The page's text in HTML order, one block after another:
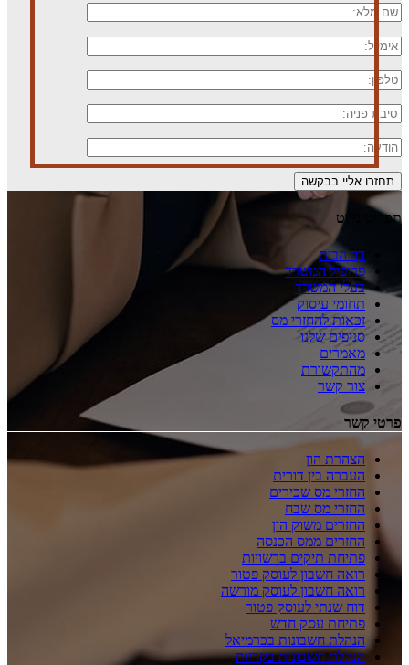
תפריט ניווט
דף הבית
פרופיל המשרד
בעלי המשרד
תחומי עיסוק
זכאות להחזרי מס
סניפים שלנו
מאמרים
מהתקשורת
צור קשר
פרטי קשר
הצהרת הון
העברה בין דורית
החזרי מס שכירים
החזרי מס שבח
החזרים משוק הון
החזרים ממס הכנסה
פתיחת תיקים ברשויות
רואה חשבון לעוסק פטור
רואה חשבון לעוסק מורשה
דוח שנתי לעוסק פטור
פתיחת עסק חדש
הנהלת חשבונות בכרמיאל
הנהלת חשבונות בקריות